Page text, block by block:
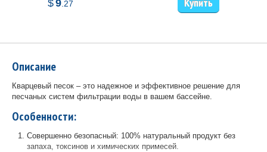
$9 .27
Описание
Кварцевый песок – это надежное и эффективное решение для
песчаных систем фильтрации воды в вашем бассейне.
Особенности:
Совершенно безопасный: 100% натуральный продукт без
запаха, токсинов и химических примесей.